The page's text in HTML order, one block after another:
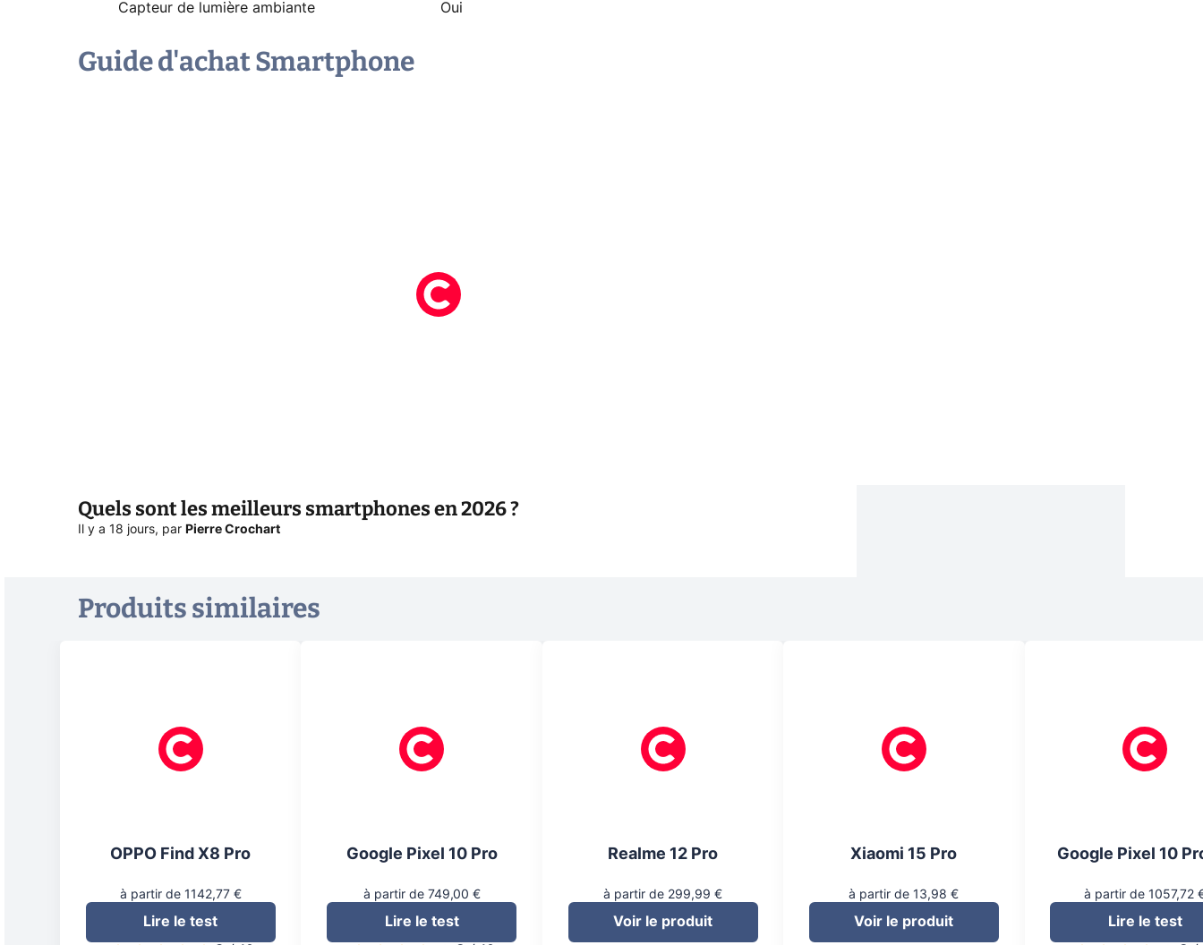
Capteur de lumière ambiante Oui
Guide d'achat Smartphone
Quels sont les meilleurs smartphones en 2026 ?
Il y a 18 jours, par Pierre Crochart
Produits similaires
OPPO Find X8 Pro
à partir de 1142,77 €
Lire le test
Google Pixel 10 Pro
à partir de 749,00 €
Lire le test
Realme 12 Pro
à partir de 299,99 €
Voir le produit
Xiaomi 15 Pro
à partir de 13,98 €
Voir le produit
Google Pixel 10
à partir de 1057,72
Lire le test